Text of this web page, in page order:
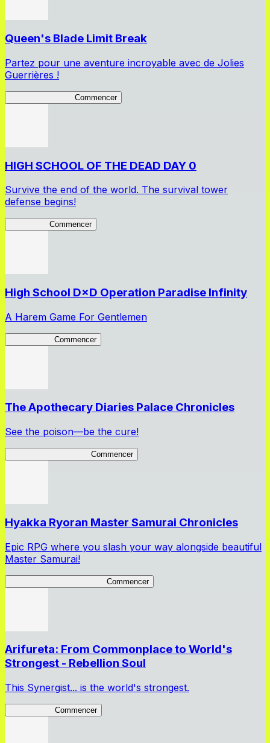
Queen's Blade Limit Break
Partez pour une aventure incroyable avec de Jolies
Guerrières !
Commencer
HIGH SCHOOL OF THE DEAD DAY 0
Survive the end of the world. The survival tower
defense begins!
Commencer
High School D×D Operation Paradise Infinity
A Harem Game For Gentlemen
Commencer
The Apothecary Diaries Palace Chronicles
See the poison—be the cure!
Commencer
Hyakka Ryoran Master Samurai Chronicles
Epic RPG where you slash your way alongside beautiful
Master Samurai!
Commencer
Arifureta: From Commonplace to World's
Strongest - Rebellion Soul
This Synergist... is the world's strongest.
Commencer